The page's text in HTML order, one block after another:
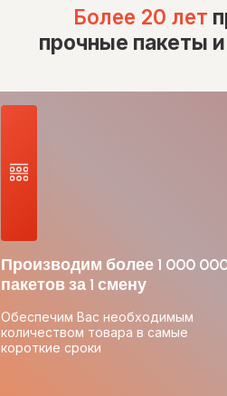
Более 20 лет
прочные пакеты
Производим более 1 000
пакетов за 1 смену
Обеспечим Вас необходимым
количеством товара в самые
короткие сроки